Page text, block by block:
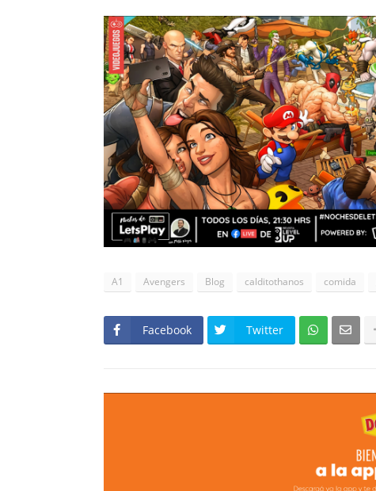
A1 Avengers Blog calditothanos comida
Facebook Twitter